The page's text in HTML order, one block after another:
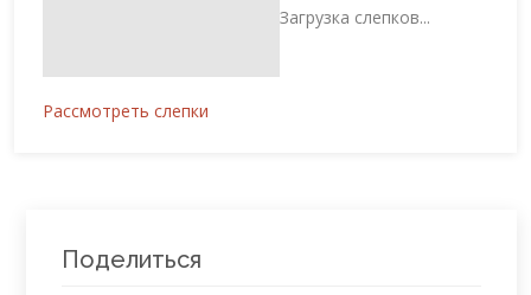
Загрузка слепков...
Рассмотреть слепки
Поделиться